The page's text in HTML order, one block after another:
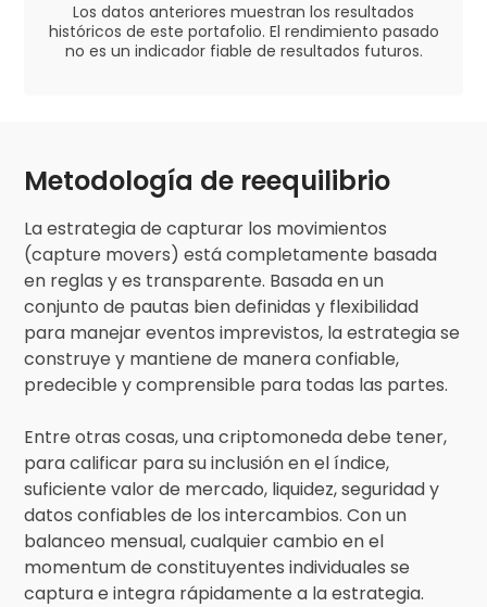
Los datos anteriores muestran los resultados
históricos de este portafolio. El rendimiento pasado
no es un indicador fiable de resultados futuros.
Metodología de reequilibrio
La estrategia de capturar los movimientos
(capture movers) está completamente basada
en reglas y es transparente. Basada en un
conjunto de pautas bien definidas y flexibilidad
para manejar eventos imprevistos, la estrategia se
construye y mantiene de manera confiable,
predecible y comprensible para todas las partes.
Entre otras cosas, una criptomoneda debe tener,
para calificar para su inclusión en el índice,
suficiente valor de mercado, liquidez, seguridad y
datos confiables de los intercambios. Con un
balanceo mensual, cualquier cambio en el
momentum de constituyentes individuales se
captura e integra rápidamente a la estrategia.